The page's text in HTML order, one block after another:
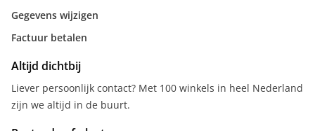
Gegevens wijzigen
Factuur betalen
Altijd dichtbij
Liever persoonlijk contact? Met 100 winkels in heel Nederland
zijn we altijd in de buurt.